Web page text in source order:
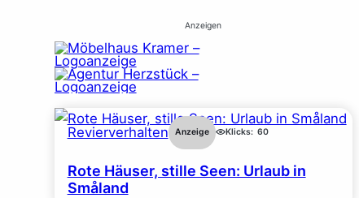
Anzeigen
Revierverhalten Anzeige Klicks: 60
Rote Häuser, stille Seen: Urlaub in
Småland